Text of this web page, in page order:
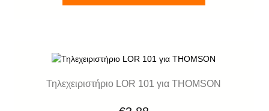
Τηλεχειριστήριο LOR 101 για THOMSON